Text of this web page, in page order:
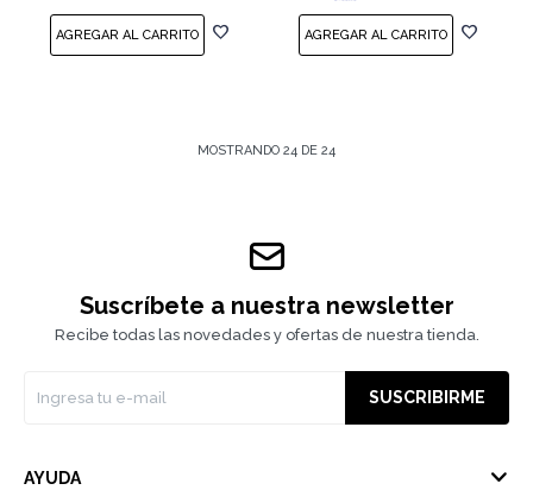
MOSTRANDO 24 DE 24
Suscríbete a nuestra newsletter
Recibe todas las novedades y ofertas de nuestra tienda.
SUSCRIBIRME
AYUDA